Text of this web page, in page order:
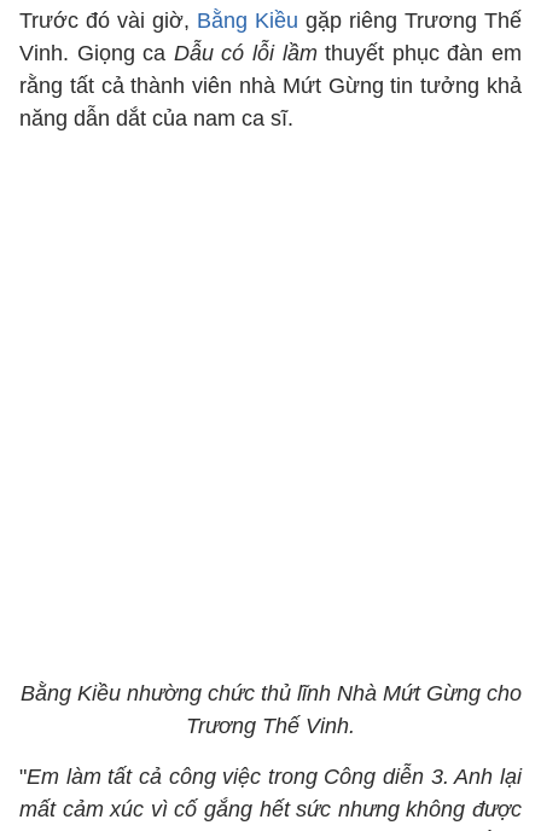
Trước đó vài giờ, Bằng Kiều gặp riêng Trương Thế
Vinh. Giọng ca Dẫu có lỗi lầmthuyết phục đàn em
rằng tất cả thành viên nhà Mứt Gừng tin tưởng khả
năng dẫn dắt của nam ca sĩ.
Bằng Kiều nhường chức thủ lĩnh Nhà Mứt Gừng cho
Trương Thế Vinh.
"Em làm tất cả công việc trong Công diễn 3. Anh lại
mất cảm xúc vì cố gắng hết sức nhưng không được